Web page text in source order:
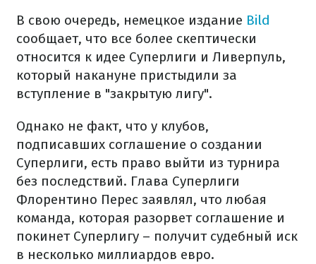
В свою очередь, немецкое издание Bild
сообщает, что все более скептически
относится к идее Суперлиги и Ливерпуль,
который накануне пристыдили за
вступление в "закрытую лигу".
Однако не факт, что у клубов,
подписавших соглашение о создании
Суперлиги, есть право выйти из турнира
без последствий. Глава Суперлиги
Флорентино Перес заявлял, что любая
команда, которая разорвет соглашение и
покинет Суперлигу – получит судебный иск
в несколько миллиардов евро.